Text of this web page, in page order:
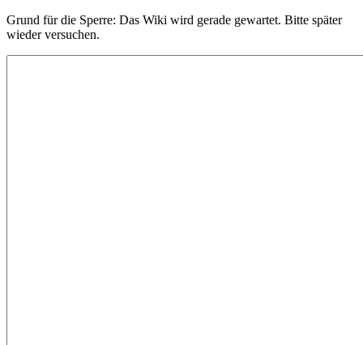
Grund für die Sperre: Das Wiki wird gerade gewartet. Bitte später
wieder versuchen.